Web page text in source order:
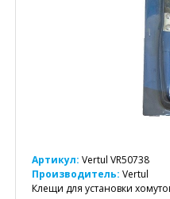
Артикул: Vertul VR50738
Производитель: Vertul
Клещи для установки